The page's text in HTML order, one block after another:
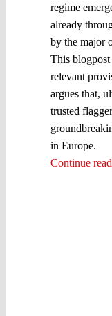
regime
already
by the major
This
relevant
argues that,
trusted
in Europe.
Continue